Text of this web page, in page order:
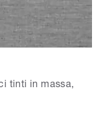
tinti in massa,